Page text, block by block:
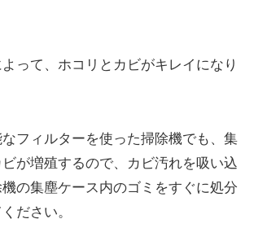
って、ホコリとカビがキレイになり
フィルターを使った掃除機でも、集
が増殖するので、カビ汚れを吸い込
の集塵ケース内のゴミをすぐに処分
ださい。